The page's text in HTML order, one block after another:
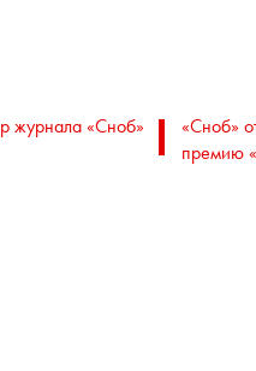
журнала «Сноб»
«Сноб»
премию